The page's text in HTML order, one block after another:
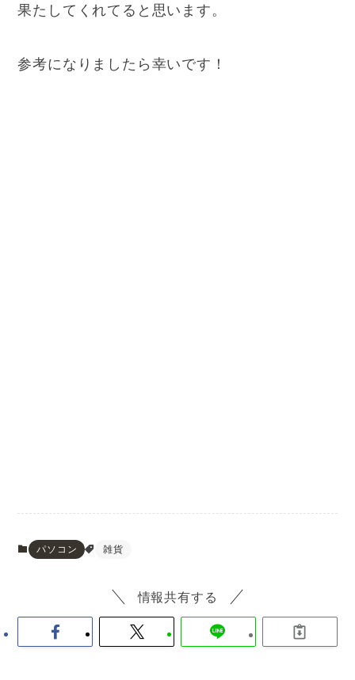
果たしてくれてると思います。
参考になりましたら幸いです！
パソコン 雑貨
情報共有する